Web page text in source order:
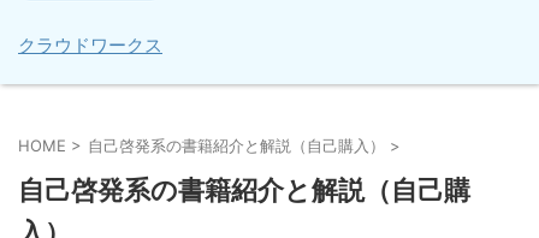
クラウドワークス
HOME > 自己啓発系の書籍紹介と解説（自己購入） >
自己啓発系の書籍紹介と解説（自己購